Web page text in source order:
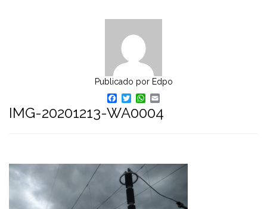
Publicado por Edpo
Facebook
TwitterWhatsApp
IMG-20201213-WA0004